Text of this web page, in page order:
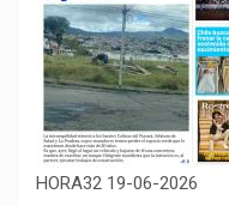
HORA32 19-06-2026